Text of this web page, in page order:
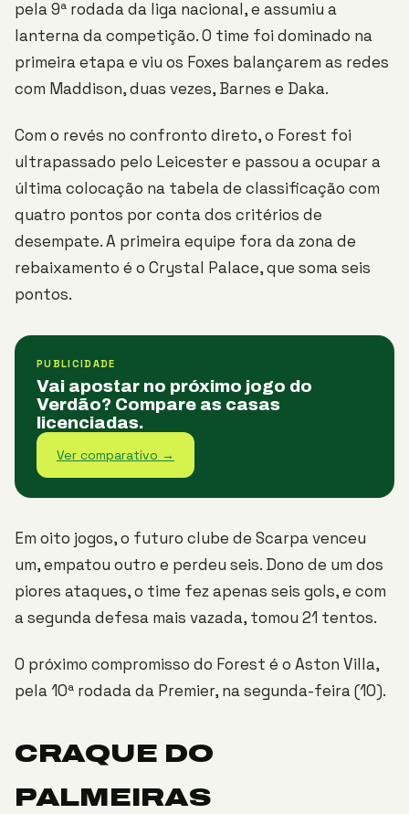
pela 9ª rodada da liga nacional, e assumiu a
lanterna da competição. O time foi dominado na
primeira etapa e viu os Foxes balançarem as redes
com Maddison, duas vezes, Barnes e Daka.
Com o revés no confronto direto, o Forest foi
ultrapassado pelo Leicester e passou a ocupar a
última colocação na tabela de classificação com
quatro pontos por conta dos critérios de
desempate. A primeira equipe fora da zona de
rebaixamento é o Crystal Palace, que soma seis
pontos.
PUBLICIDADE
Vai apostar no próximo jogo do
Verdão? Compare as casas
licenciadas.
Ver comparativo →
Em oito jogos, o futuro clube de Scarpa venceu
um, empatou outro e perdeu seis. Dono de um dos
piores ataques, o time fez apenas seis gols, e com
a segunda defesa mais vazada, tomou 21 tentos.
O próximo compromisso do Forest é o Aston Villa,
pela 10ª rodada da Premier, na segunda-feira (10).
CRAQUE DO
PALMEIRAS